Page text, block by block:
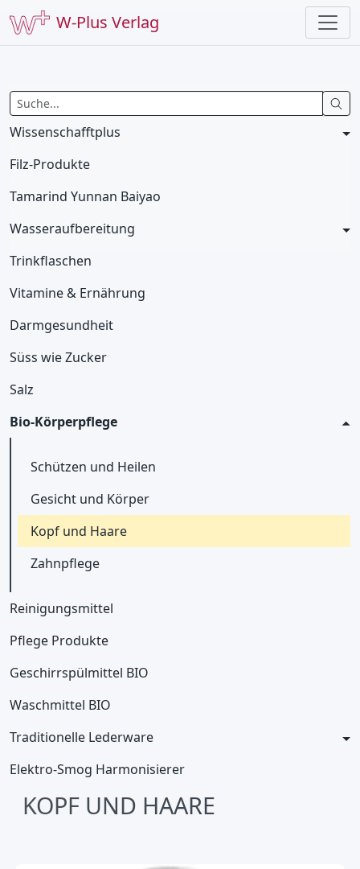
W-Plus Verlag
Wissenschafftplus
Filz-Produkte
Tamarind Yunnan Baiyao
Wasseraufbereitung
Trinkflaschen
Vitamine & Ernährung
Darmgesundheit
Süss wie Zucker
Salz
Bio-Körperpflege
Schützen und Heilen
Gesicht und Körper
Kopf und Haare
Zahnpflege
Reinigungsmittel
Pflege Produkte
Geschirrspülmittel BIO
Waschmittel BIO
Traditionelle Lederware
Elektro-Smog Harmonisierer
KOPF UND HAARE